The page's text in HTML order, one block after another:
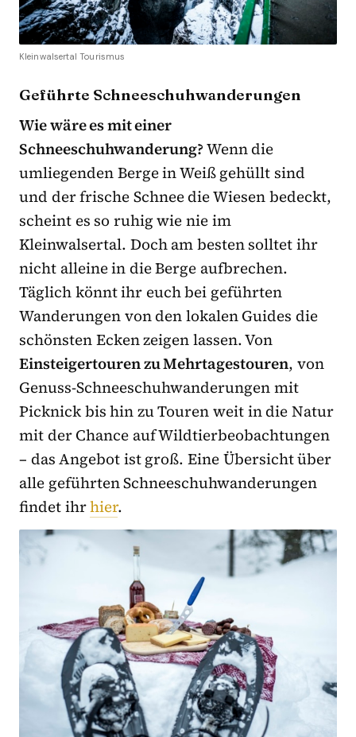
Kleinwalsertal Tourismus
Geführte Schneeschuhwanderungen
Wie wäre es mit einer
Schneeschuhwanderung?Wenn die
umliegenden Berge in Weiß gehüllt sind
und der frische Schnee die Wiesen bedeckt,
scheint es so ruhig wie nie im
Kleinwalsertal. Doch am besten solltet ihr
nicht alleine in die Berge aufbrechen.
Täglich könnt ihr euch bei geführten
Wanderungen von den lokalen Guides die
schönsten Ecken zeigen lassen. Von
Einsteigertouren zu Mehrtagestouren, von
Genuss-Schneeschuhwanderungen mit
Picknick bis hin zu Touren weit in die Natur
mit der Chance auf Wildtierbeobachtungen
– das Angebot ist groß. Eine Übersicht über
alle geführten Schneeschuhwanderungen
findet ihrhier.